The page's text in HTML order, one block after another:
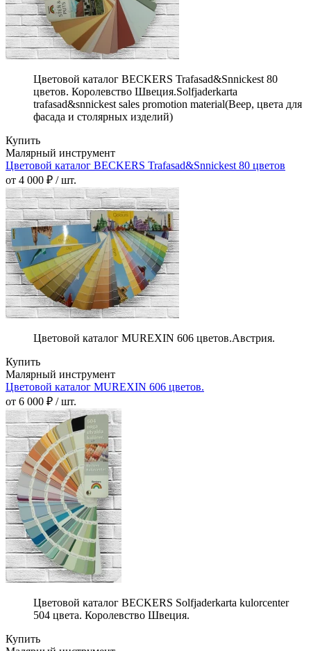
Цветовой каталог BECKERS Trafasad&Snnickest 80
цветов. Королевство Швеция.Solfjaderkarta
trafasad&snnickest sales promotion material(Веер, цвета для
фасада и столярных изделий)
Купить
Малярный инструмент
Цветовой каталог BECKERS Trafasad&Snnickest 80 цветов
от 4 000 ₽ / шт.
Цветовой каталог MUREXIN 606 цветов.Австрия.
Купить
Малярный инструмент
Цветовой каталог MUREXIN 606 цветов.
от 6 000 ₽ / шт.
Цветовой каталог BECKERS Solfjaderkarta kulorcenter
504 цвета. Королевство Швеция.
Купить